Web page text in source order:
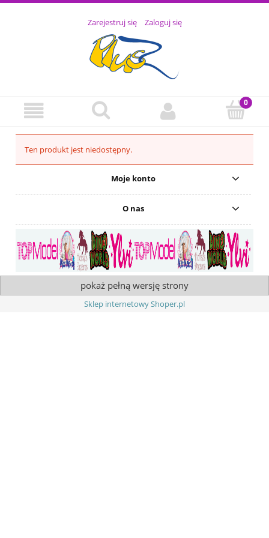
Zarejestruj się Zaloguj się
Ten produkt jest niedostępny.
Moje konto
O nas
pokaż pełną wersję strony
Sklep internetowy Shoper.pl